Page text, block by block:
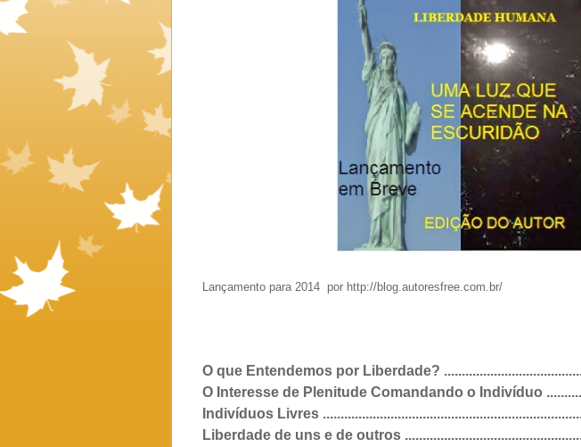
Lançamento para 2014 por http://blog.autoresfree.com.br/
O que Entendemos por Liberdade?
O Interesse de Plenitude Comandando o Indivíduo
Indivíduos Livres
Liberdade de uns e de outros